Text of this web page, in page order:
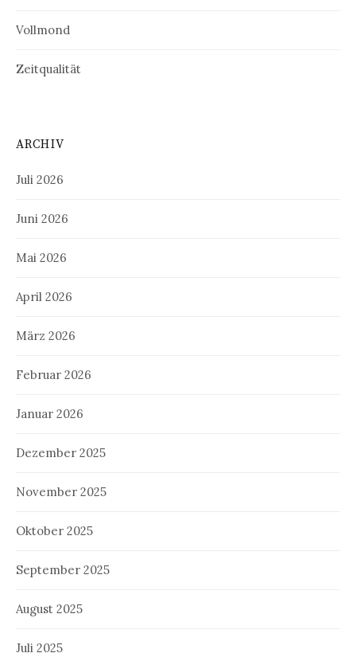
Vollmond
Zeitqualität
ARCHIV
Juli 2026
Juni 2026
Mai 2026
April 2026
März 2026
Februar 2026
Januar 2026
Dezember 2025
November 2025
Oktober 2025
September 2025
August 2025
Juli 2025